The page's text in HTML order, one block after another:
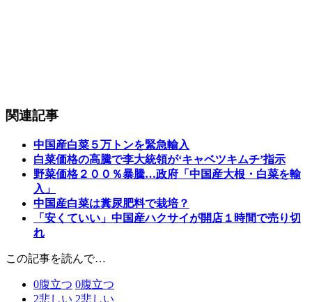
関連記事
中国産白菜５万トンを緊急輸入
白菜価格の高騰で李大統領が‘キャベツキムチ’指示
野菜価格２００％暴騰…政府「中国産大根・白菜を輸
入」
中国産白菜は糞尿肥料で栽培？
「安くていい」中国産ハクサイが開店１時間で売り切
れ
この記事を読んで…
0腹立つ 0腹立つ
2悲しい 2悲しい